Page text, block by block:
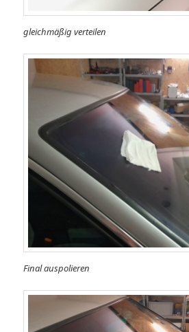
gleichmäßig verteilen
Final auspolieren